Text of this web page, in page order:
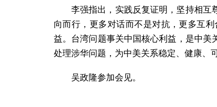
李强指出，实践反复证明，坚持相互
向而行，更多对话而不是对抗，更多互
益。台湾问题事关中国核心利益，是中
处理涉华问题，为中美关系稳定、健康、
吴政隆参加会见。